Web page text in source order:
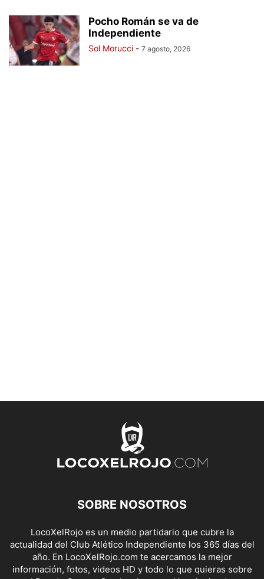
Pocho Román se va de
Independiente
Sol Morucci - 7 agosto, 2026
SOBRE NOSOTROS
LocoXelRojo es un medio partidario que cubre la
actualidad del Club Atlético Independiente los 365 días del
año. En LocoXelRojo.com te acercamos la mejor
información, fotos, videos HD y todo lo que quieras sobre